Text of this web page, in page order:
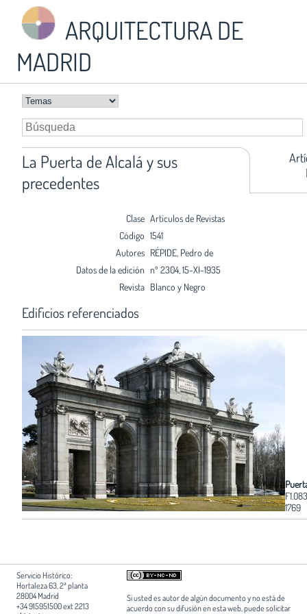
ARQUITECTURA DE
MADRID
La Puerta de Alcalá y sus
precedentes
Clase Artículos de Revistas
Código 1541
Autores RÉPIDE, Pedro de
Datos de la edición nº 2304, 15-XI-1935
Revista Blanco y Negro
Edificios referenciados
F1.083
1769
Servicio Histórico:
Hortaleza 63, 2ª planta
28004 Madrid
+34 915951500 ext 2213
Si usted es autor de algún documento y no está de
acuerdo con su difusión en esta web, puede solicitar